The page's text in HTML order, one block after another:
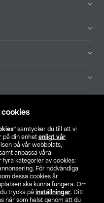
samtycker du till att vi
på din enhet enligt vår
på vår webbplats,
anpassa våra
fyra kategorier av cookies:
För nödvändiga
dessa cookies är
ska kunna fungera. Om
trycka på inställningar. Ditt
när som helst genom att du
FI